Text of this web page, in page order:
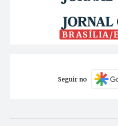
BRASÍLIA/
Seguir no